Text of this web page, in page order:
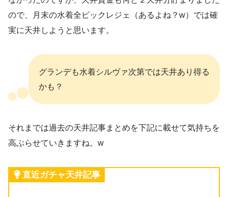
ので、月末の水着全ピックレジェ（あるよね？w）では確
実に天井しようと思います。
グランデも水着シルヴァ次第では天井あり得る
かも？
それまでは過去の天井記事まとめを下記に載せて気持ちを
高ぶらせていきますね。w
直近ガチャ天井記事